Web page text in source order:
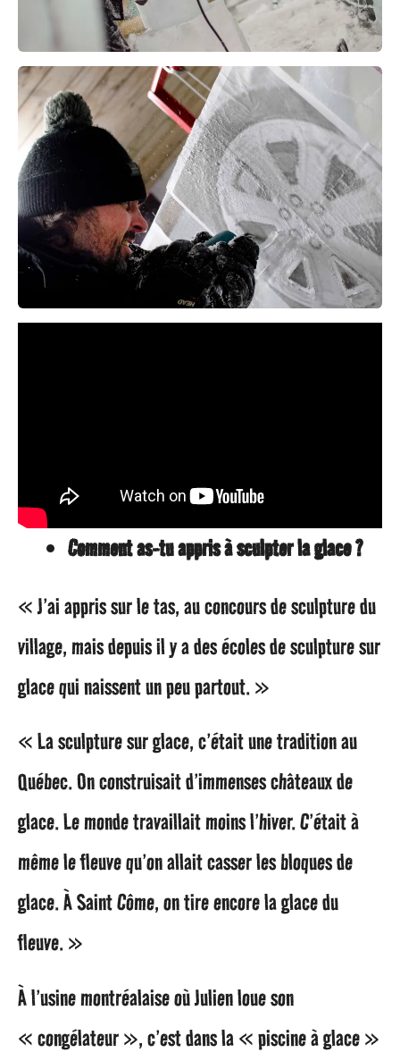
Comment as-tu appris à sculpter la glace ?
« J’ai appris sur le tas, au concours de sculpture du
village, mais depuis il y a des écoles de sculpture sur
glace qui naissent un peu partout. »
« La sculpture sur glace, c’était une tradition au
Québec. On construisait d’immenses châteaux de
glace. Le monde travaillait moins l’hiver. C’était à
même le fleuve qu’on allait casser les bloques de
glace. À Saint Côme, on tire encore la glace du
fleuve. »
À l’usine montréalaise où Julien loue son
« congélateur », c’est dans la « piscine à glace »